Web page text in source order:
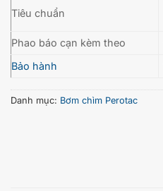
Tiêu chuẩn
Phao báo cạn kèm theo
Bảo hành
Danh mục: Bơm chìm Perotac